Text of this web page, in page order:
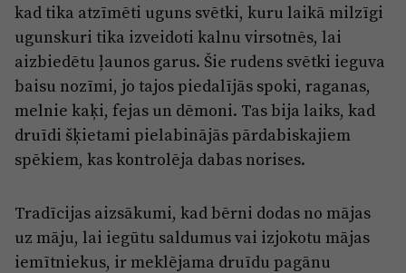
kad tika atzīmēti uguns svētki, kuru laikā milzīgi
ugunskuri tika izveidoti kalnu virsotnēs, lai
aizbiedētu ļaunos garus. Šie rudens svētki ieguva
baisu nozīmi, jo tajos piedalījās spoki, raganas,
melnie kaķi, fejas un dēmoni. Tas bija laiks, kad
druīdi šķietami pielabinājās pārdabiskajiem
spēkiem, kas kontrolēja dabas norises.
Tradīcijas aizsākumi, kad bērni dodas no mājas
uz māju, lai iegūtu saldumus vai izjokotu mājas
iemītniekus, ir meklējama druīdu pagānu